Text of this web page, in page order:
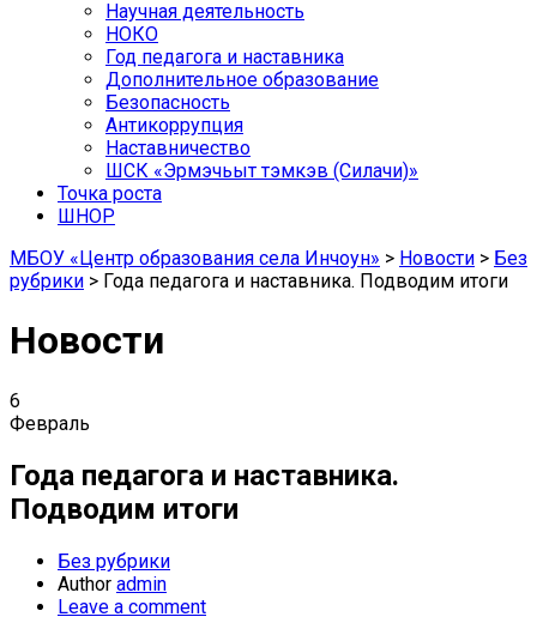
Научная деятельность
НОКО
Год педагога и наставника
Дополнительное образование
Безопасность
Антикоррупция
Наставничество
ШСК «Эрмэчьыт тэмкэв (Силачи)»
Точка роста
ШНОР
МБОУ «Центр образования села Инчоун» > Новости > Без
рубрики > Года педагога и наставника. Подводим итоги
Новости
6
Февраль
Года педагога и наставника.
Подводим итоги
Без рубрики
Author admin
Leave a comment